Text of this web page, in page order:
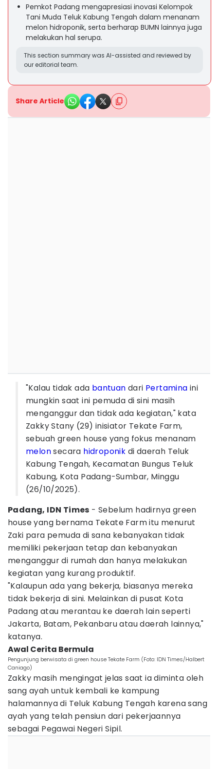
Pemkot Padang mengapresiasi inovasi Kelompok
Tani Muda Teluk Kabung Tengah dalam menanam
melon hidroponik, serta berharap BUMN lainnya juga
melakukan hal serupa.
This section summary was AI-assisted and reviewed by
our editorial team.
Share Article
"Kalau tidak ada bantuan dari Pertamina ini
mungkin saat ini pemuda di sini masih
menganggur dan tidak ada kegiatan," kata
Zakky Stany (29) inisiator Tekate Farm,
sebuah green house yang fokus menanam
melonsecara hidroponik di daerah Teluk
Kabung Tengah, Kecamatan Bungus Teluk
Kabung, Kota Padang-Sumbar, Minggu
(26/10/2025).
Padang, IDN Times - Sebelum hadirnya green
house yang bernama Tekate Farm itu menurut
Zaki para pemuda di sana kebanyakan tidak
memiliki pekerjaan tetap dan kebanyakan
menganggur di rumah dan hanya melakukan
kegiatan yang kurang produktif.
"Kalaupun ada yang bekerja, biasanya mereka
tidak bekerja di sini. Melainkan di pusat Kota
Padang atau merantau ke daerah lain seperti
Jakarta, Batam, Pekanbaru atau daerah lainnya,"
katanya.
Awal Cerita Bermula
Pengunjung berwisata di green house Tekate Farm (Foto: IDN Times/Halbert
Caniago)
Zakky masih mengingat jelas saat ia diminta oleh
sang ayah untuk kembali ke kampung
halamannya di Teluk Kabung Tengah karena sang
ayah yang telah pensiun dari pekerjaannya
sebagai Pegawai Negeri Sipil.